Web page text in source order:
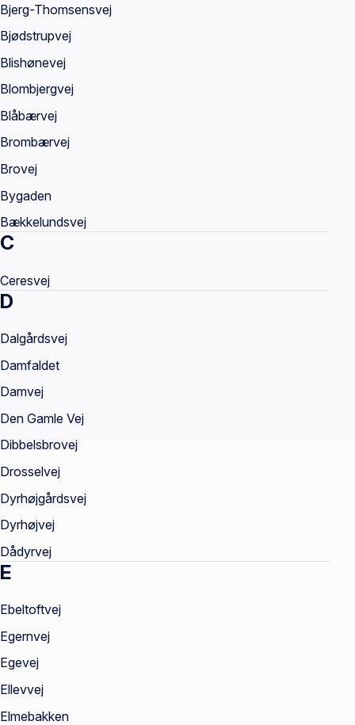
Bjerg-Thomsensvej
Bjødstrupvej
Blishønevej
Blombjergvej
Blåbærvej
Brombærvej
Brovej
Bygaden
Bækkelundsvej
C
Ceresvej
D
Dalgårdsvej
Damfaldet
Damvej
Den Gamle Vej
Dibbelsbrovej
Drosselvej
Dyrhøjgårdsvej
Dyrhøjvej
Dådyrvej
E
Ebeltoftvej
Egernvej
Egevej
Ellevvej
Elmebakken